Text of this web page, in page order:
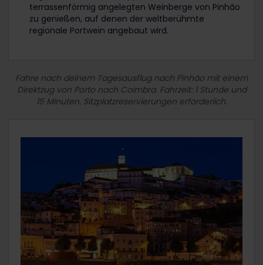
terrassenförmig angelegten Weinberge von Pinhão
zu genießen, auf denen der weltberühmte
regionale Portwein angebaut wird.
Fahre nach deinem Tagesausflug nach Pinhão mit einem
Direktzug von Porto nach Coimbra. Fahrzeit: 1 Stunde und
15 Minuten. Sitzplatzreservierungen erforderlich.